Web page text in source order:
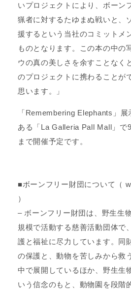
いプロジェクトにより、ボーン
猟者に対するたゆまぬ戦いと、
援するという当社のコミットメ
ものとなります。この本の中の
ウの真の美しさを余すことなく
のプロジェクトに携わることが
思います。」
「Remembering Elephants」展
ある「La Galleria Pall Mall」で
まで開催予定です。
■ボーンフリー財団について（
）
– ボーンフリー財団は、野生生
規模で活動する慈善活動団体で
護と福祉に尽力しています。同
の保護と、動物を苦しみから救
中で展開しているほか、野生生
いう信念のもと、動物園を段階